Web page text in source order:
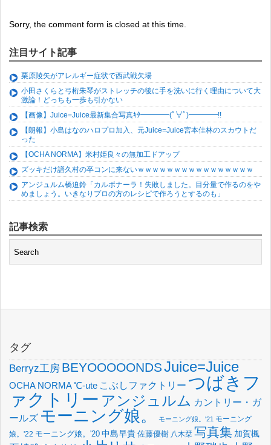
Sorry, the comment form is closed at this time.
注目サイト記事
栗原陵矢がアレルギー症状で西武戦欠場
小田さくらと弓桁朱琴がストレッチの後に手を洗いに行く理由について大
激論！どっちも一歩も引かない
【画像】Juice=Juice最新集合写真ｷﾀ━━━━(ﾟ∀ﾟ)━━━━!!
【朗報】小島はなのハロプロ加入、元Juice=Juice宮本佳林のスカウトだ
った
【OCHA NORMA】米村姫良々の無加工ドアップ
ズッキだけ譜久村の卒コンに来ないｗｗｗｗｗｗｗｗｗｗｗｗｗｗｗｗ
アンジュルム橋迫鈴「カルボナーラ！失敗しました。目分量で作るのをや
めましょう。いきなりプロの方のレシピで作ろうとするのも」
記事検索
タグ
Berryz工房 BEYOOOOONDSJuice=Juice
OCHA NORMA℃-ute こぶしファクトリー つばきフ
ァクトリー アンジュルム カントリー・ガ
ールズ モーニング娘。 モーニング娘。'21 モーニング
娘。'22 モーニング娘。'20 中島早貴 佐藤優樹 八木栞 写真集 加賀楓